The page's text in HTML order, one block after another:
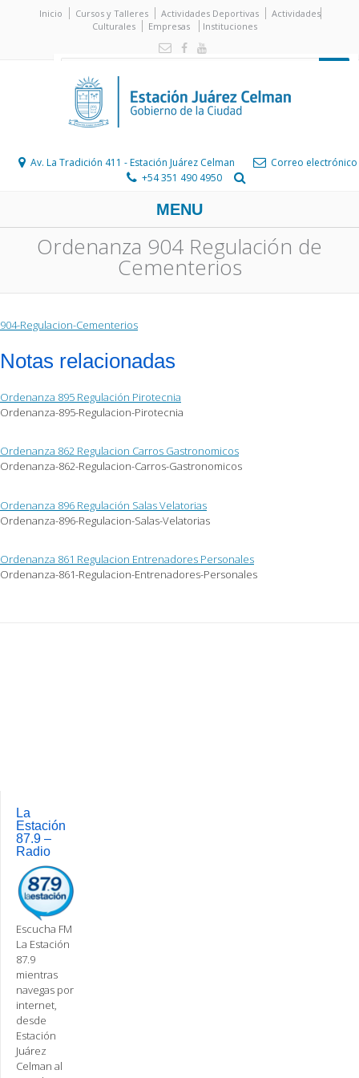
Inicio Cursos y Talleres Actividades Deportivas
Actividades
Culturales
Empresas Instituciones
Av. La Tradición 411 - Estación Juárez Celman
Correo electrónico
+54 351 490 4950
MENU
Ordenanza 904 Regulación de
Cementerios
904-Regulacion-Cementerios
Notas relacionadas
Ordenanza 895 Regulación Pirotecnia
Ordenanza-895-Regulacion-Pirotecnia
Ordenanza 862 Regulacion Carros Gastronomicos
Ordenanza-862-Regulacion-Carros-Gastronomicos
Ordenanza 896 Regulación Salas Velatorias
Ordenanza-896-Regulacion-Salas-Velatorias
Ordenanza 861 Regulacion Entrenadores Personales
Ordenanza-861-Regulacion-Entrenadores-Personales
La
Estación
87.9 –
Radio
Escucha FM
La Estación
87.9
mientras
navegas por
internet,
desde
Estación
Juárez
Celman al